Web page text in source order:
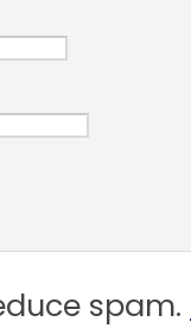
spam.